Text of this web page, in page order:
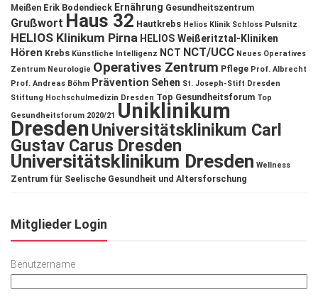
Meißen Erik Bodendieck Ernährung Gesundheitszentrum
Grußwort Haus 32 Hautkrebs Helios Klinik Schloss Pulsnitz
HELIOS Klinikum Pirna HELIOS Weißeritztal-Kliniken
Hören Krebs Künstliche Intelligenz NCT NCT/UCC Neues Operatives
Zentrum Neurologie Operatives Zentrum Pflege Prof. Albrecht
Prof. Andreas Böhm Prävention Sehen St. Joseph-Stift Dresden
Stiftung Hochschulmedizin Dresden Top Gesundheitsforum Top
Gesundheitsforum 2020/21 Uniklinikum
DresdenUniversitätsklinikum Carl
Gustav Carus Dresden
Universitätsklinikum Dresden Wellness
Zentrum für Seelische Gesundheit und Altersforschung
Mitglieder Login
Benutzername